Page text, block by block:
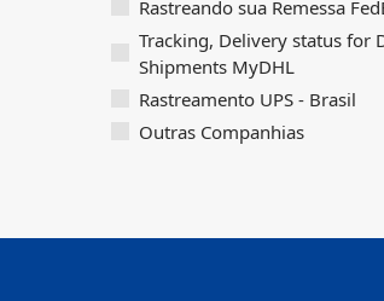
Rastreando sua Remessa
Tracking, Delivery status for
Shipments MyDHL
Rastreamento UPS - Brasil
Outras Companhias